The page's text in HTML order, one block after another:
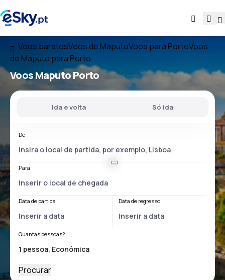
Voos baratosVoos de MaputoVoos para PortoVoos
de Maputo para Porto
VoosMaputo Porto
Ida e volta Só ida
De
Para
Data de partida Data de regresso
Quantas pessoas?
Procurar